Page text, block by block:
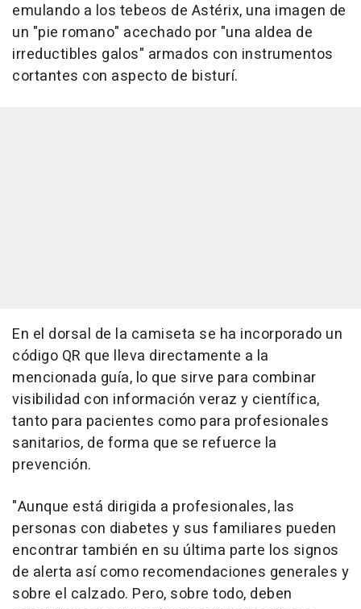
emulando a los tebeos de Astérix, una imagen de
un "pie romano" acechado por "una aldea de
irreductibles galos" armados con instrumentos
cortantes con aspecto de bisturí.
En el dorsal de la camiseta se ha incorporado un
código QR que lleva directamente a la
mencionada guía, lo que sirve para combinar
visibilidad con información veraz y científica,
tanto para pacientes como para profesionales
sanitarios, de forma que se refuerce la
prevención.
"Aunque está dirigida a profesionales, las
personas con diabetes y sus familiares pueden
encontrar también en su última parte los signos
de alerta así como recomendaciones generales y
sobre el calzado. Pero, sobre todo, deben